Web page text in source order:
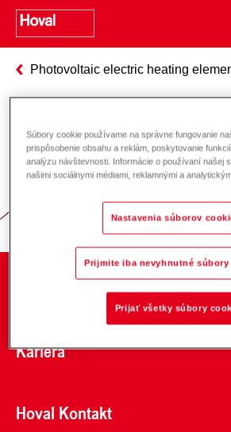
Photovoltaic electric heating
Zodpovednosť za
prostredie
O spoločnosti
Kariéra
Hoval Kontakt
Súbory cookie používame na správne fungovanie
prispôsobenie obsahu a reklám, poskytovanie
analýzu návštevnosti. Informácie o používaní našej
našimi sociálnymi médiami, reklamnými a
Nastavenia súborov
Prijmite iba nevyhnutné súbory
Prijať všetky súbory